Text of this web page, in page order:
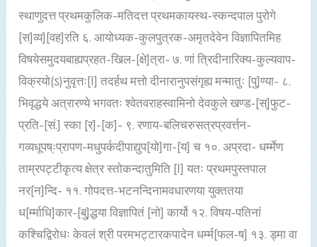
स्थाणुदत्त प्रथमकुलिक-मतिदत्त प्रथमकायस्थ-स्कन्दपाल पुरोगे
[स]व्य][वह]रति ६. आयोध्यक-कुलपुत्रक-अमृतदेवेन विज्ञापितमिह
विषयेसमुदयबाह्यप्रहत-खिल-[क्षे]त्रा- ७. णां त्रिदीनारिक्य-कुल्यवाप-
विक्रयो(ऽ)नुवृत्तः[I] तदर्हथ मत्तो दीनारानुपसंगृह्य मन्मातुः [पु]ण्या- ८.
भिवृद्धये अत्रारण्ये भगवतः श्वेतवराहस्वामिनो देवकुले खण्ड-[स्]फुट-
प्रति-[सं.] स्का [र]-[क]- ९. रणाय-बलिचरुसत्रप्रवर्त्तन-
गव्यधूपष्ःप्रापण-मधुपर्कदीपाद्युप[यो]गा-[य] च १०. अप्रदा- धर्म्मेण
ताम्रपट्टीकृत्य क्षेत्र स्तोकन्दातुमिति [I] यतः प्रथमपुस्तपाल
नर[न]न्दि- ११. गोपदत्त-भटनन्दिनामवधारणया युक्ततया
ध[र्म्माधि]कार-[बु]द्धया विज्ञापितं [नो] कार्यो १२. विषय-पतिनां
कश्चिद्विरोधः केवलं श्री परमभट्टारकपादेन धर्म्म[फल-ष] १३. ड्मा वा